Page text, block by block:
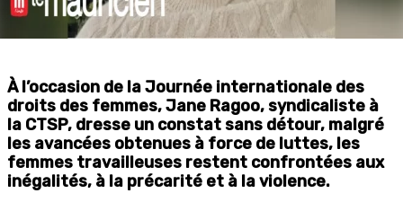
À l’occasion de la Journée internationale des
droits des femmes, Jane Ragoo, syndicaliste à
la CTSP, dresse un constat sans détour, malgré
les avancées obtenues à force de luttes, les
femmes travailleuses restent confrontées aux
inégalités, à la précarité et à la violence.